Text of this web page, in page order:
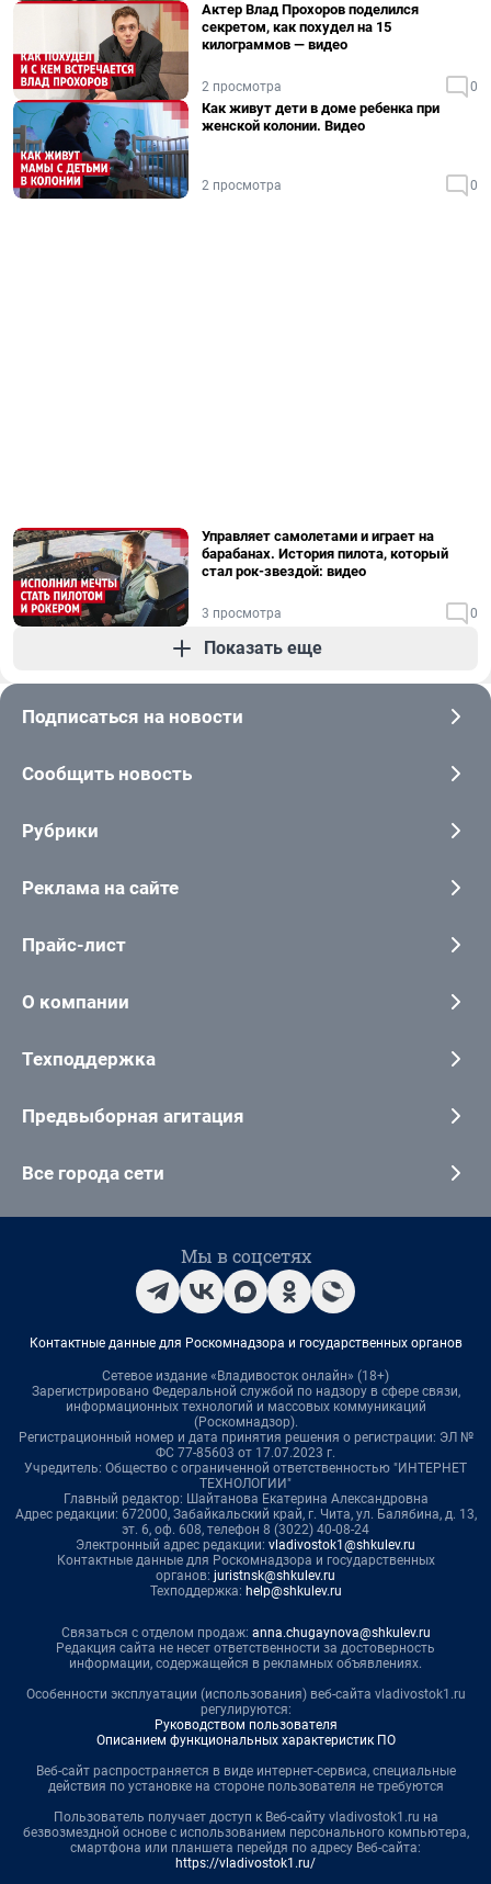
Актер Влад Прохоров поделился
секретом, как похудел на 15
килограммов — видео
2 просмотра 0
Как живут дети в доме ребенка при
женской колонии. Видео
2 просмотра 0
Управляет самолетами и играет на
барабанах. История пилота, который
стал рок-звездой: видео
3 просмотра 0
Показать еще
Подписаться на новости
Сообщить новость
Рубрики
Реклама на сайте
Прайс-лист
О компании
Техподдержка
Предвыборная агитация
Все города сети
Мы в соцсетях
Контактные данные для Роскомнадзора и государственных органов
Сетевое издание «Владивосток онлайн» (18+)
Зарегистрировано Федеральной службой по надзору в сфере связи,
информационных технологий и массовых коммуникаций
(Роскомнадзор).
Регистрационный номер и дата принятия решения о регистрации: ЭЛ №
ФС 77-85603 от 17.07.2023 г.
Учредитель: Общество с ограниченной ответственностью "ИНТЕРНЕТ
ТЕХНОЛОГИИ"
Главный редактор: Шайтанова Екатерина Александровна
Адрес редакции: 672000, Забайкальский край, г. Чита, ул. Балябина, д. 13,
эт. 6, оф. 608, телефон 8 (3022) 40-08-24
Электронный адрес редакции: vladivostok1@shkulev.ru
Контактные данные для Роскомнадзора и государственных
органов: juristnsk@shkulev.ru
Техподдержка: help@shkulev.ru
Связаться с отделом продаж: anna.chugaynova@shkulev.ru
Редакция сайта не несет ответственности за достоверность
информации, содержащейся в рекламных объявлениях.
Особенности эксплуатации (использования) веб-сайта vladivostok1.ru
регулируются:
Руководством пользователя
Описанием функциональных характеристик ПО
Веб-сайт распространяется в виде интернет-сервиса, специальные
действия по установке на стороне пользователя не требуются
Пользователь получает доступ к Веб-сайту vladivostok1.ru на
безвозмездной основе с использованием персонального компьютера,
смартфона или планшета перейдя по адресу Веб-сайта:
https://vladivostok1.ru/